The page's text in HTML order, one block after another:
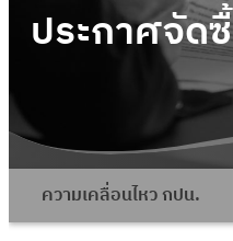
ประกาศจัด
ความเคลื่อนไหว กปน.